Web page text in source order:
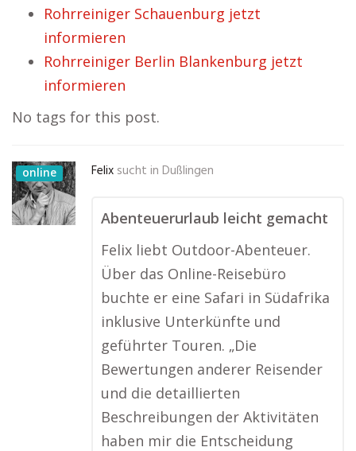
Rohrreiniger Schauenburg jetzt
informieren
Rohrreiniger Berlin Blankenburg jetzt
informieren
No tags for this post.
online Felix sucht in Dußlingen
Abenteuerurlaub leicht gemacht
Felix liebt Outdoor-Abenteuer.
Über das Online-Reisebüro
buchte er eine Safari in Südafrika
inklusive Unterkünfte und
geführter Touren. „Die
Bewertungen anderer Reisender
und die detaillierten
Beschreibungen der Aktivitäten
haben mir die Entscheidung